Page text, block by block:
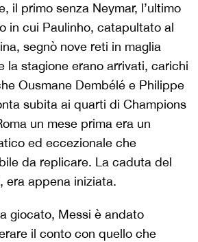
il primo senza Neymar, l’ultimo
in cui Paulinho, catapultato al
segnò nove reti in maglia
la stagione erano arrivati, carichi
Ousmane Dembélé e Philippe
subita ai quarti di Champions
un mese prima era un
ed eccezionale che
da replicare. La caduta del
era appena iniziata.
giocato, Messi è andato
il conto con quello che